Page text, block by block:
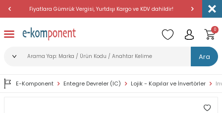
Fiyatlara Gümrük Vergisi, Yurtdışı Kargo ve KDV dahildir!
Ara
0
E-Komponent Entegre Devreler (IC) Lojik - Kapılar ve İnvertörler